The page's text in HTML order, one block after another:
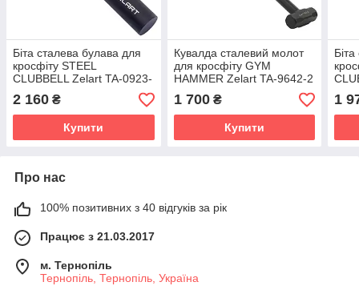
Біта сталева булава для
кросфіту STEEL
CLUBBELL Zelart TA-0923-
5 вага 5кг чорний
2 160 ₴
Купити
Кувалда сталевий молот
для кросфіту GYM
HAMMER Zelart TA-9642-2
2кг чорний
1 700₴
Купити
4 4кг
1
Про нас
100% позитивних з 40 відгуків за рік
Працює з 21.03.2017
м. Тернопіль
Тернопіль, Тернопіль, Україна